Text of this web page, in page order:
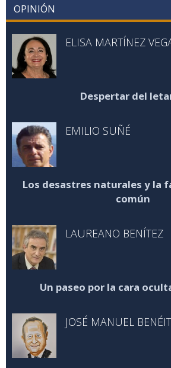
OPINIÓN
ELISA MARTÍNEZ
Despertar del
EMILIO SUÑÉ
Los desastres naturales y la
común
LAUREANO BENÍTEZ
Un paseo por la cara
JOSÉ MANUEL